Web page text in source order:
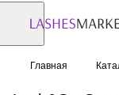
Главная